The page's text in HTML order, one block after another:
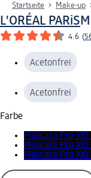
Startseite Make-up
L'ORÉAL PARiS
4.6 (
Acetonfrei
Acetonfrei
Farbe
Mascara Pro
Mascara Pro
Mascara Pro